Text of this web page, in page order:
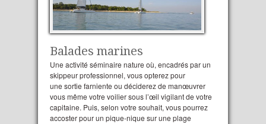
Balades marines
Une activité séminaire nature où, encadrés par un
skippeur professionnel, vous opterez pour
une sortie farniente ou déciderez de manœuvrer
vous même votre voilier sous l’œil vigilant de votre
capitaine. Puis, selon votre souhait, vous pourrez
accoster pour un pique-nique sur une plage